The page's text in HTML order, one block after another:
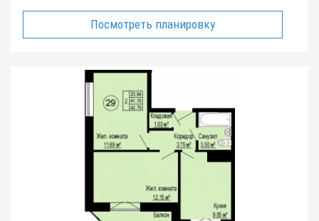
Посмотреть планировку